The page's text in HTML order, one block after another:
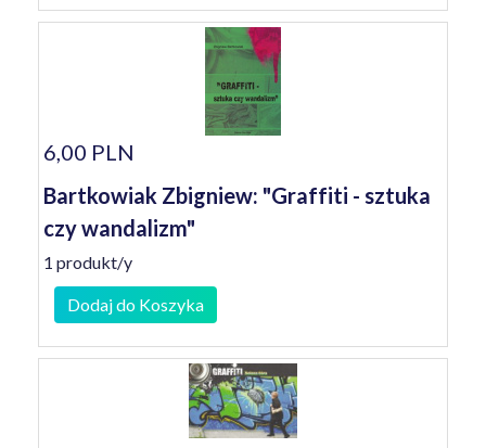
6,00 PLN
Bartkowiak Zbigniew: "Graffiti - sztuka
czy wandalizm"
1 produkt/y
Dodaj do Koszyka